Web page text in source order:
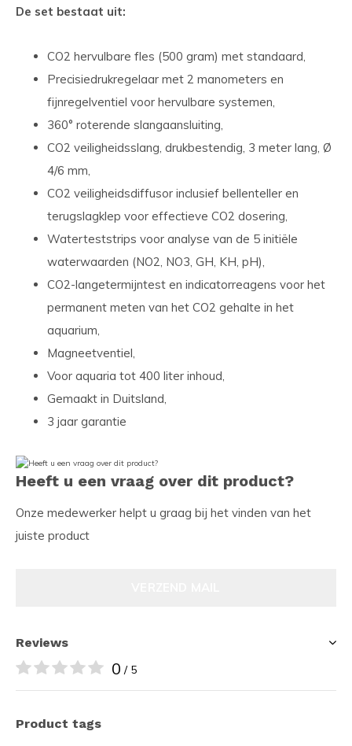
De set bestaat uit:
CO2 hervulbare fles (500 gram) met standaard,
Precisiedrukregelaar met 2 manometers en
fijnregelventiel voor hervulbare systemen,
360° roterende slangaansluiting,
CO2 veiligheidsslang, drukbestendig, 3 meter lang, Ø
4/6 mm,
CO2 veiligheidsdiffusor inclusief bellenteller en
terugslagklep voor effectieve CO2 dosering,
Waterteststrips voor analyse van de 5 initiële
waterwaarden (NO2, NO3, GH, KH, pH),
CO2-langetermijntest en indicatorreagens voor het
permanent meten van het CO2 gehalte in het
aquarium,
Magneetventiel,
Voor aquaria tot 400 liter inhoud,
Gemaakt in Duitsland,
3 jaar garantie
Heeft u een vraag over dit product?
Onze medewerker helpt u graag bij het vinden van het
juiste product
Reviews
0 / 5
Product tags